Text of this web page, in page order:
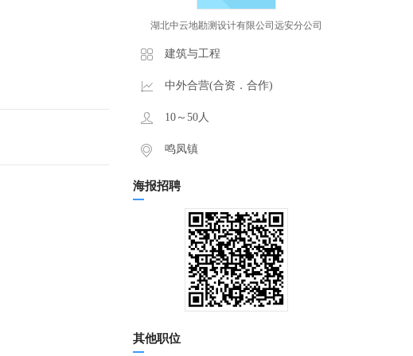
湖北中云地勘测设计有限公司远安分公司
建筑与工程
中外合营(合资．合作)
10～50人
鸣凤镇
海报招聘
其他职位